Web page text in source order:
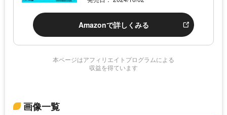
Amazonで詳しくみる
本ページはアフィリエイトプログラムによる
収益を得ています
画像一覧